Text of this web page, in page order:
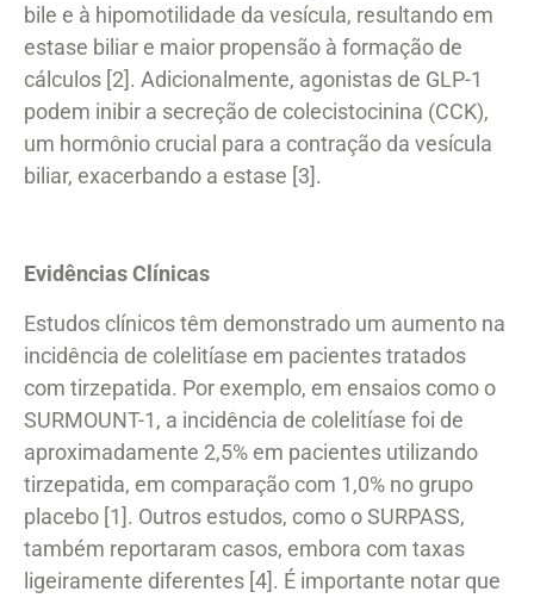
bile e à hipomotilidade da vesícula, resultando em
estase biliar e maior propensão à formação de
cálculos [2]. Adicionalmente, agonistas de GLP-1
podem inibir a secreção de colecistocinina (CCK),
um hormônio crucial para a contração da vesícula
biliar, exacerbando a estase [3].
Evidências Clínicas
Estudos clínicos têm demonstrado um aumento na
incidência de colelitíase em pacientes tratados
com tirzepatida. Por exemplo, em ensaios como o
SURMOUNT-1, a incidência de colelitíase foi de
aproximadamente 2,5% em pacientes utilizando
tirzepatida, em comparação com 1,0% no grupo
placebo [1]. Outros estudos, como o SURPASS,
também reportaram casos, embora com taxas
ligeiramente diferentes [4]. É importante notar que